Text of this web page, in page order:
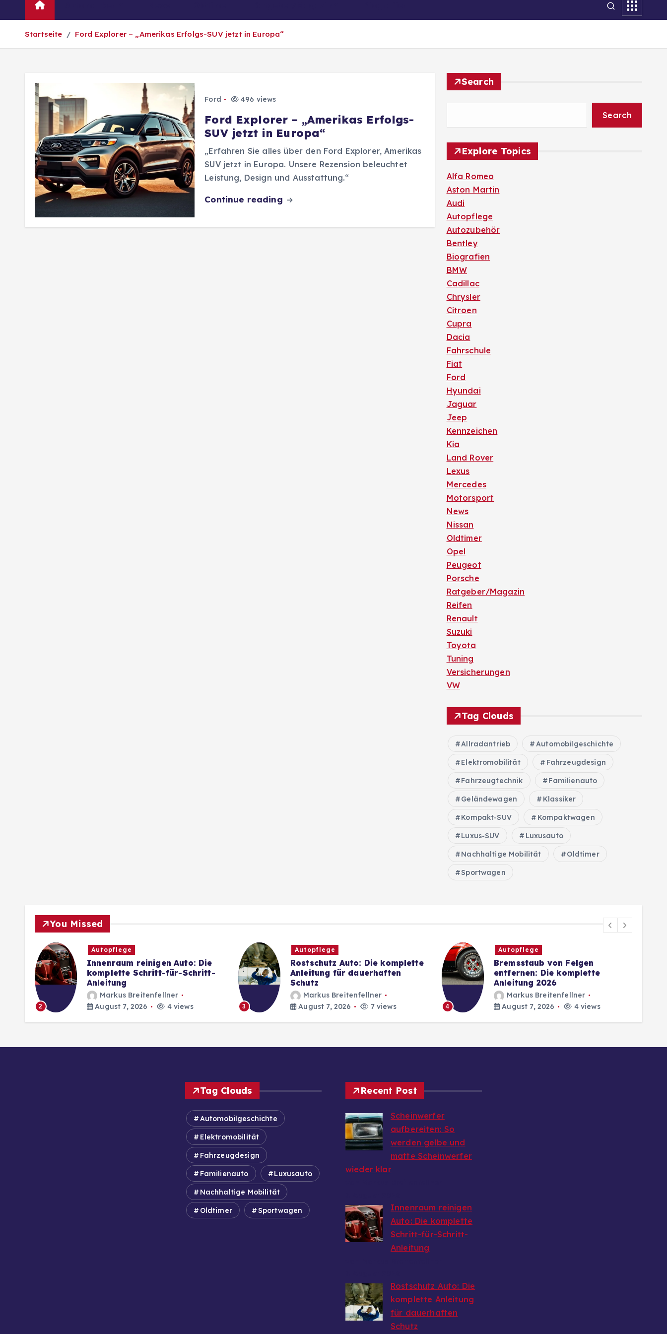
Startseite Ford Explorer – „Amerikas Erfolgs-SUV jetzt in Europa“
Ford 496 views
Ford Explorer – „Amerikas Erfolgs-
SUV jetzt in Europa“
„Erfahren Sie alles über den Ford Explorer, Amerikas
SUV jetzt in Europa. Unsere Rezension beleuchtet
Leistung, Design und Ausstattung.“
Continue reading
Search
Search
Explore Topics
Alfa Romeo
Aston Martin
Audi
Autopflege
Autozubehör
Bentley
Biografien
BMW
Cadillac
Chrysler
Citroen
Cupra
Dacia
Fahrschule
Fiat
Ford
Hyundai
Jaguar
Jeep
Kennzeichen
Kia
Land Rover
Lexus
Mercedes
Motorsport
News
Nissan
Oldtimer
Opel
Peugeot
Porsche
Ratgeber/Magazin
Reifen
Renault
Suzuki
Toyota
Tuning
Versicherungen
VW
Tag Clouds
Allradantrieb Automobilgeschichte
Elektromobilität Fahrzeugdesign
Fahrzeugtechnik Familienauto
Geländewagen Klassiker
Kompakt-SUV Kompaktwagen
Luxus-SUV Luxusauto
Nachhaltige Mobilität Oldtimer
Sportwagen
You Missed
2
Autopflege
Innenraum reinigen Auto: Die
komplette Schritt-für-Schritt-
Anleitung
Markus Breitenfellner
August 7, 2026
4 views 3
Autopflege
Rostschutz Auto: Die komplette
Anleitung für dauerhaften
Schutz
Markus Breitenfellner
August 7, 2026
7 views 4
Autopflege
Bremsstaub von Felgen
entfernen: Die komplette
Anleitung 2026
Markus Breitenfellner
August 7, 2026
4 views
Tag Clouds
Automobilgeschichte
Elektromobilität
Fahrzeugdesign
Familienauto Luxusauto
Nachhaltige Mobilität
Oldtimer Sportwagen
Recent Post
Scheinwerfer
aufbereiten: So
werden gelbe und
matte Scheinwerfer
wieder klar
Innenraum reinigen
Auto: Die komplette
Schritt-für-Schritt-
Anleitung
Rostschutz Auto: Die
komplette Anleitung
für dauerhaften
Schutz